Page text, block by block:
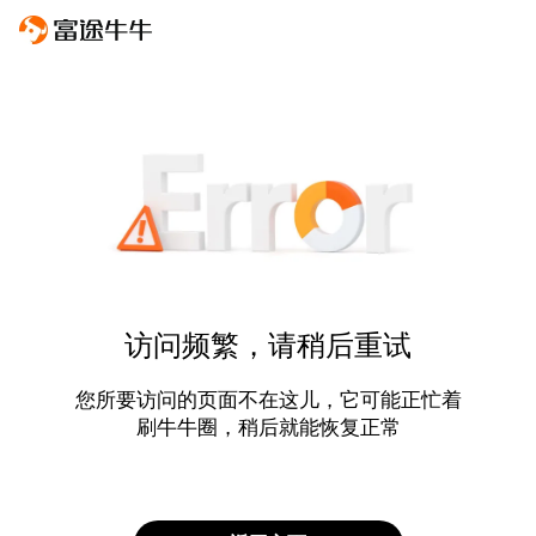
访问频繁，请稍后重试
您所要访问的页面不在这儿，它可能正忙着
刷牛牛圈，稍后就能恢复正常